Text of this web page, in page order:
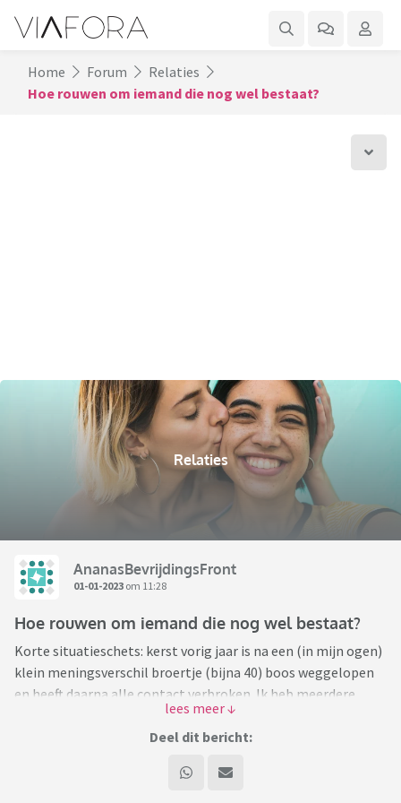
Home Forum
Relaties
Hoe rouwen om iemand die nog wel bestaat?
Relaties
AnanasBevrijdingsFront
01-01-2023 om 11:28
Hoe rouwen om iemand die nog wel bestaat?
Korte situatieschets: kerst vorig jaar is na een (in mijn ogen)
klein meningsverschil broertje (bijna 40) boos weggelopen
en heeft daarna alle contact verbroken. Ik heb meerdere
malen contact gezocht, alles wordt genegeerd, weggedrukt,
ik ben van al zijn social media verwijderd/geblokkeerd.
de bal bij hem gelegd. Ik mis je, de deur staat open, ik hoor
Deel dit bericht: